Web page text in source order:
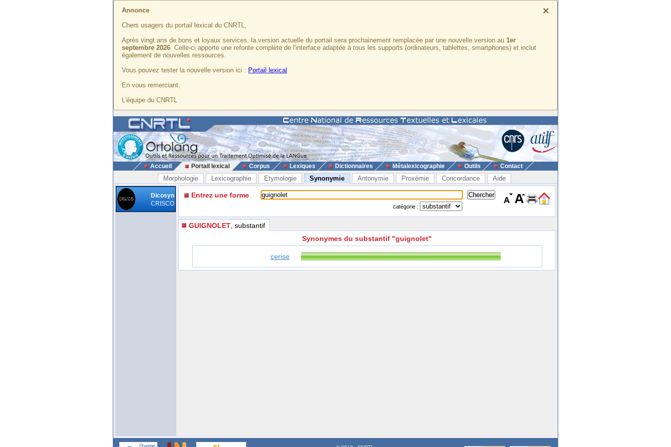
×
Annonce
Chers usagers du portail lexical du CNRTL,
Après vingt ans de bons et loyaux services, la version actuelle du portail sera prochainement remplacée par une nouvelle version au 1er
septembre 2026. Celle-ci apporte une refonte complète de l'interface adaptée à tous les supports (ordinateurs, tablettes, smartphones) et inclut
également de nouvelles ressources.
Vous pouvez tester la nouvelle version ici : Portail lexical
En vous remerciant,
L'équipe du CNRTL
Accueil Portail lexical Corpus Lexiques Dictionnaires Métalexicographie Outils Contact
Morphologie Lexicographie Etymologie Synonymie Antonymie Proxémie Concordance Aide
Dicosyn
CRISCO
Entrez une forme
catégorie :
GUIGNOLET , substantif
Synonymes du substantif "guignolet"
cerise